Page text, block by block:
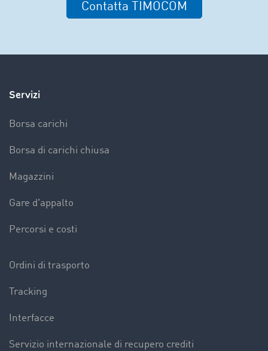
Contatta TIMOCOM
Servizi
Borsa carichi
Borsa di carichi chiusa
Magazzini
Gare d'appalto
Percorsi e costi
Ordini di trasporto
Tracking
Interfacce
Servizio internazionale di recupero crediti